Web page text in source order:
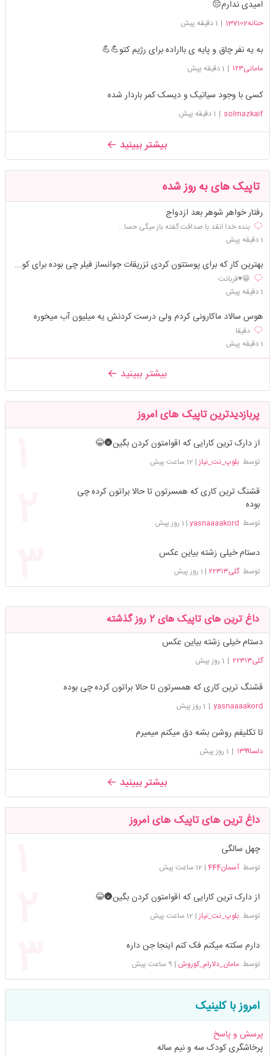
امیدی ندارم😔
حنانه137102 | 1 دقیقه پیش
به یه نفر چاق و پایه ی بااراده برای رژیم کتو💪💪
مامانی۱۲۳ | 1 دقیقه پیش
کسی با وجود سیاتیک و دیسک کمر باردار شده
solmazkaif
| 1 دقیقه پیش
بیشتر ببینید
تاپیک های به روز شده
رفتار خواهر شوهر بعد ازدواج
بنده خدا انقد با صداقت گفته باز میگی حسا...
1 دقیقه پیش
بهترین کار که برای پوستتون کردی تزریقات جوانساز فیلر چی بوده برای کو...
😁♥️قربانت
1 دقیقه پیش
هوس سالاد ماکارونی کردم ولی درست کردنش یه میلیون آب میخوره
دقیقا
1 دقیقه پیش
بیشتر ببینید
پربازدیدترین تاپیک های امروز
از دارک ترین کارایی که اقوامتون کردن بگین🌚😂
توسطبلوپ_نت_نیاز | 12 ساعت پیش
قشنگ ترین کاری که همسرتون تا حالا براتون کرده چی
بوده
توسط yasnaaaakord
| 1 روز پیش
دستام خیلی زشته بیاین عکس
توسطگلی۲۲۳۱۳ | 1 روز پیش
داغ ترین های تاپیک های 2 روز گذشته
دستام خیلی زشته بیاین عکس
گلی۲۲۳۱۳ | 1 روز پیش
قشنگ ترین کاری که همسرتون تا حالا براتون کرده چی بوده
yasnaaaakord
| 1 روز پیش
تا تکلیفم روشن بشه دق میکنم میمیرم
دلسا۱۳۹۹ | 1 روز پیش
بیشتر ببینید
داغ ترین های تاپیک های امروز
چهل سالگی
توسطآسمان444 | 12 ساعت پیش
از دارک ترین کارایی که اقوامتون کردن بگین🌚😂
توسطبلوپ_نت_نیاز | 12 ساعت پیش
دارم سکته میکنم فک کنم اینجا جن داره
توسطمامان_دلارام_کوروش | 9 ساعت پیش
امروز با کلینیک
پرسش و پاسخ
پرخاشگری کودک سه و نیم ساله